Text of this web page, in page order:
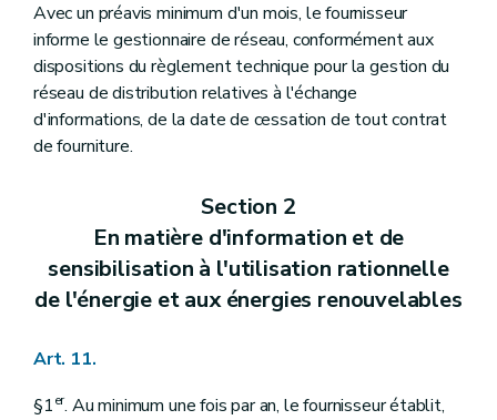
Avec un préavis minimum d'un mois, le fournisseur
informe le gestionnaire de réseau, conformément aux
dispositions du règlement technique pour la gestion du
réseau de distribution relatives à l'échange
d'informations, de la date de cessation de tout contrat
de fourniture.
Section 2
En matière d'information et de
sensibilisation à l'utilisation rationnelle
de l'énergie et aux énergies renouvelables
Art. 11.
§1er. Au minimum une fois par an, le fournisseur établit,